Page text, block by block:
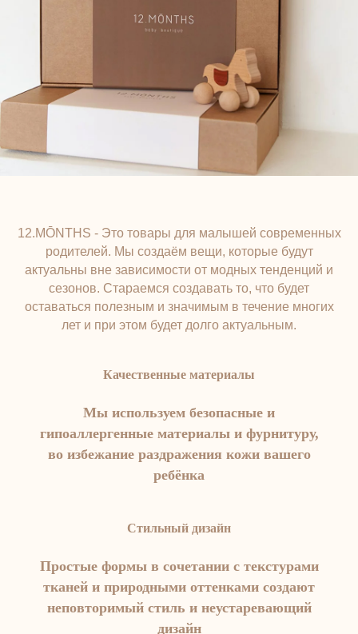
12.MŌNTHS - Это товары для малышей современных
родителей. Мы создаём вещи, которые будут
актуальны вне зависимости от модных тенденций и
сезонов. Стараемся создавать то, что будет
оставаться полезным и значимым в течение многих
лет и при этом будет долго актуальным.
Качественные материалы
Мы используем безопасные и
гипоаллергенные материалы и фурнитуру,
во избежание раздражения кожи вашего
ребёнка
Стильный дизайн
Простые формы в сочетании с текстурами
тканей и природными оттенками создают
неповторимый стиль и неустаревающий
дизайн